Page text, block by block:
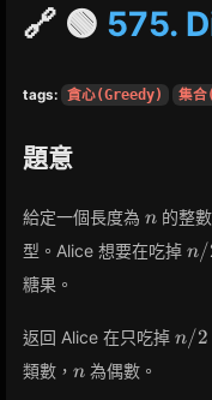
🔗 🟢 575.
tags: 貪心(Greedy) 集
題意
給定一個長度為 n
n 的整
型。Alice 想要在吃掉 n
n/
糖果。
返回 Alice 在只吃掉 n
n/2
類數， n
n 為偶數。